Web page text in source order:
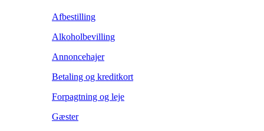
Afbestilling
Alkoholbevilling
Annoncehajer
Betaling og kreditkort
Forpagtning og leje
Gæster